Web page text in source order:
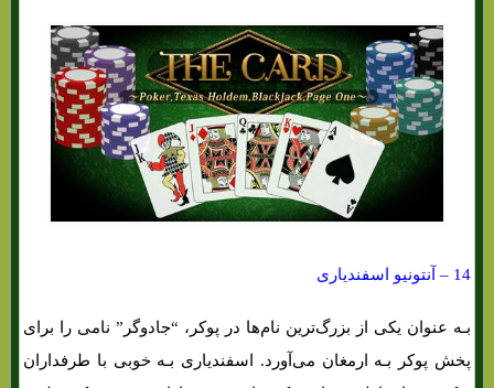
14 – آنتونیو اسفندیاری
بـه عنوان یکی از بزرگ‌ترین نام‌ها در پوکر، “جادوگر” نامی را برای
پخش پوکر بـه ارمغان می‌آورد. اسفندیاری بـه خوبی با طرفداران